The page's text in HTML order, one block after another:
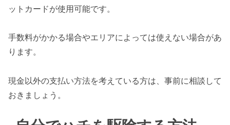
ットカードが使用可能です。
手数料がかかる場合やエリアによっては使えない場合があ
ります。
現金以外の支払い方法を考えている方は、事前に相談して
おきましょう。